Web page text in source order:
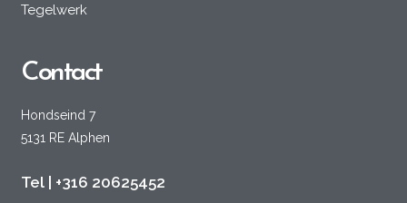
Tegelwerk
Contact
Hondseind 7
5131 RE Alphen
Tel | +316 20625452